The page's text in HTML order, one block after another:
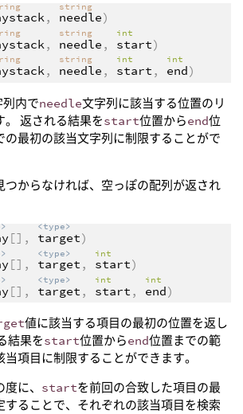
,
string
needle)
,
string
needle ,
int
start)
,
string
needle ,
int
start ,
int
end)
列内でneedle文字列に該当する位置のリ
。 返される結果をstart位置からend位
の最初の該当文字列に制限することがで
つからなければ、空っぽの配列が返され
[],
<type>
target)
[],
<type>
target ,
int
start)
[],
<type>
target ,
int
start ,
int
end)
値に該当する項目の最初の位置を返し
結果をstart位置からend位置までの範
当項目に制限することができます。
に、 startを前回の合致した項目の最
することで、それぞれの該当項目を検索